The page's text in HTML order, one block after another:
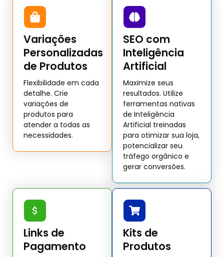
Variações
Personalizadas
de Produtos
Flexibilidade em cada
detalhe. Crie
variações de
produtos para
atender a todas as
necessidades.
SEO com
Inteligência
Artificial
Maximize seus
resultados. Utilize
ferramentas nativas
de Inteligência
Artificial treinadas
para otimizar sua loja,
potencializar seu
tráfego orgânico e
gerar conversões.
Links de
Pagamento
Kits de
Produtos